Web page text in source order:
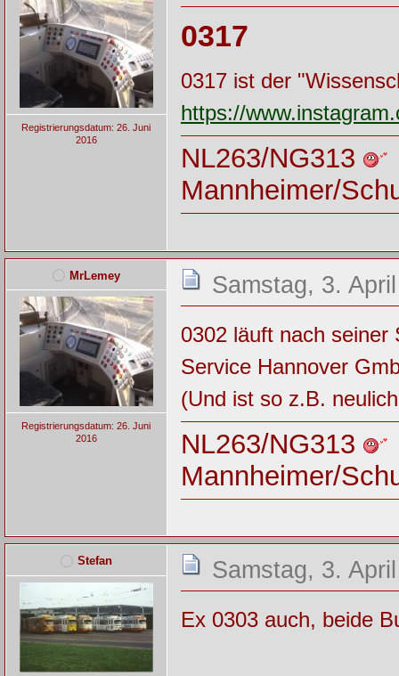
Registrierungsdatum: 26. Juni
2016
0317
0317 ist der
https://
NL263/NG313
Mannheimer/
MrLemey
Registrierungsdatum: 26. Juni
2016
Samstag, 3.
0302 läuft nach seiner
Service Hannover
(Und ist so z.B.
NL263/NG313
Mannheimer/
Stefan Samstag, 3.
Ex 0303 auch, beide